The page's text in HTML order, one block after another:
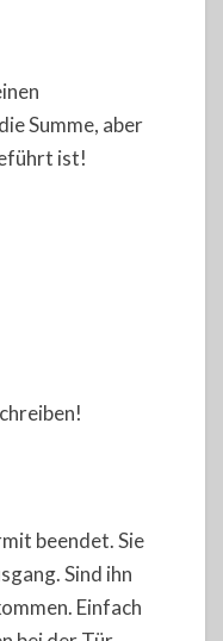
Summe, aber
ist!
beendet. Sie
Sind ihn
Einfach